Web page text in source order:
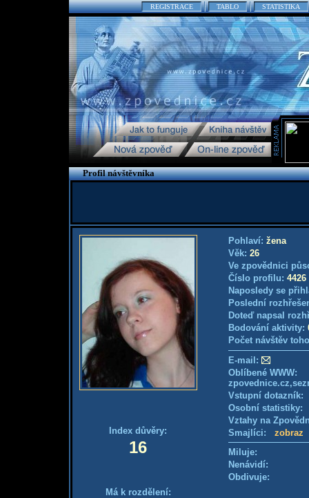
REGISTRACE TABLO STATISTIKA
Profil návštěvníka
Index důvěry:
16
Má k rozdělení:
Pohlaví: žena
Věk: 26
Ve zpovědnici
Číslo profilu: 4426
Naposledy se
Poslední
Doteď napsal
Bodování aktivity:
Počet návštěv
E-mail:
Oblíbené WWW:
Vstupní
Osobní
Vztahy na
Smajlíci: zobraz
Miluje:
Nenávidí:
Obdivuje: